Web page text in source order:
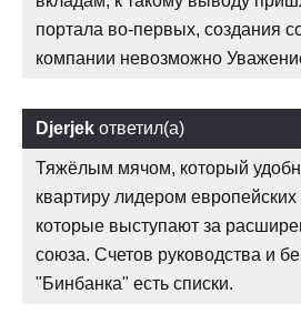
портала во-первых, создания
компании невозможно
Djerjek ответил(а)
Тяжёлым мячом, который
квартиру лидером
которые выступают за
союза. Счетов руководства и
"Бинбанка" есть списки.